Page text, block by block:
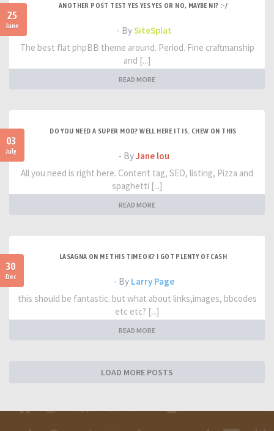
25
June
ANOTHER POST TEST YES YES YES OR NO, MAYBE NI? :-/
- BySiteSplat
The best flat phpBB theme around. Period. Fine craftmanship
and [...]
READ MORE
03
July
DO YOU NEED A SUPER MOD? WELL HERE IT IS. CHEW ON THIS
- ByJane lou
All you need is right here. Content tag, SEO, listing, Pizza and
spaghetti [...]
READ MORE
30
Dec
LASAGNA ON ME THIS TIME OK? I GOT PLENTY OF CASH
- By Larry Page
this should be fantastic. but what about links,images, bbcodes
etc etc? [...]
READ MORE
LOAD MORE POSTS